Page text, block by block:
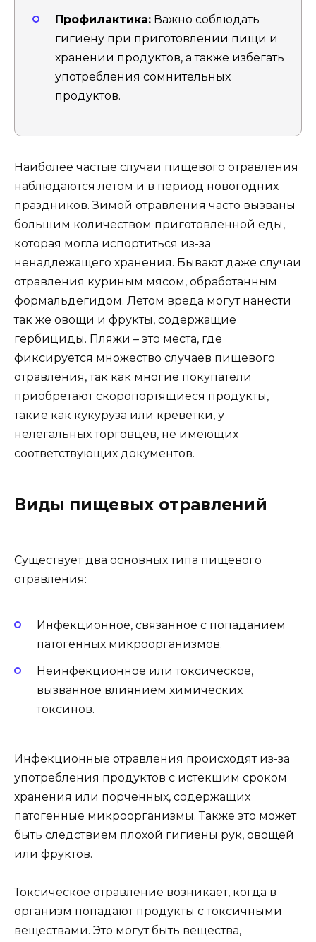
Профилактика: Важно соблюдать
гигиену при приготовлении пищи и
хранении продуктов, а также избегать
употребления сомнительных
продуктов.
Наиболее частые случаи пищевого отравления
наблюдаются летом и в период новогодних
праздников. Зимой отравления часто вызваны
большим количеством приготовленной еды,
которая могла испортиться из-за
ненадлежащего хранения. Бывают даже случаи
отравления куриным мясом, обработанным
формальдегидом. Летом вреда могут нанести
так же овощи и фрукты, содержащие
гербициды. Пляжи – это места, где
фиксируется множество случаев пищевого
отравления, так как многие покупатели
приобретают скоропортящиеся продукты,
такие как кукуруза или креветки, у
нелегальных торговцев, не имеющих
соответствующих документов.
Виды пищевых отравлений
Существует два основных типа пищевого
отравления:
Инфекционное, связанное с попаданием
патогенных микроорганизмов.
Неинфекционное или токсическое,
вызванное влиянием химических
токсинов.
Инфекционные отравления происходят из-за
употребления продуктов с истекшим сроком
хранения или порченных, содержащих
патогенные микроорганизмы. Также это может
быть следствием плохой гигиены рук, овощей
или фруктов.
Токсическое отравление возникает, когда в
организм попадают продукты с токсичными
веществами. Это могут быть вещества,